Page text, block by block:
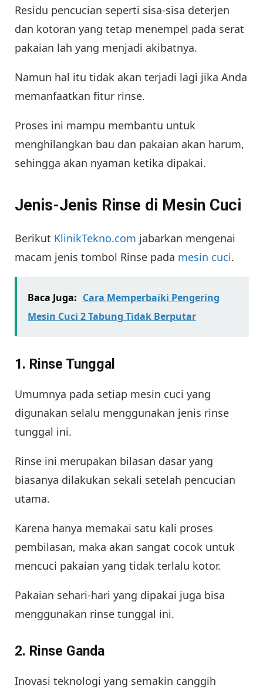
Residu pencucian seperti sisa-sisa deterjen
dan kotoran yang tetap menempel pada serat
pakaian lah yang menjadi akibatnya.
Namun hal itu tidak akan terjadi lagi jika Anda
memanfaatkan fitur rinse.
Proses ini mampu membantu untuk
menghilangkan bau dan pakaian akan harum,
sehingga akan nyaman ketika dipakai.
Jenis-Jenis Rinse di Mesin Cuci
Berikut KlinikTekno.com jabarkan mengenai
macam jenis tombol Rinse pada mesin cuci.
Baca Juga: Cara Memperbaiki Pengering
Mesin Cuci 2 Tabung Tidak Berputar
1. Rinse Tunggal
Umumnya pada setiap mesin cuci yang
digunakan selalu menggunakan jenis rinse
tunggal ini.
Rinse ini merupakan bilasan dasar yang
biasanya dilakukan sekali setelah pencucian
utama.
Karena hanya memakai satu kali proses
pembilasan, maka akan sangat cocok untuk
mencuci pakaian yang tidak terlalu kotor.
Pakaian sehari-hari yang dipakai juga bisa
menggunakan rinse tunggal ini.
2. Rinse Ganda
Inovasi teknologi yang semakin canggih